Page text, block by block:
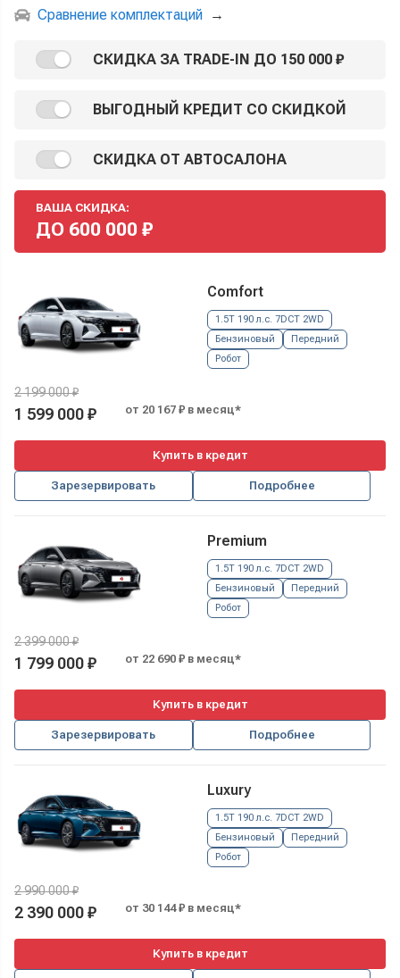
Сравнение комплектаций →
СКИДКА ЗА TRADE-IN ДО 150 000 ₽
ВЫГОДНЫЙ КРЕДИТ СО СКИДКОЙ
СКИДКА ОТ АВТОСАЛОНА
ВАША СКИДКА:
ДО 600 000 ₽
Comfort
1.5T 190 л.с. 7DCT 2WD
Бензиновый
Передний
Робот
2 199 000 ₽
1 599 000 ₽ от 20 167 ₽ в месяц*
Купить в кредит
Зарезервировать Подробнее
Premium
1.5T 190 л.с. 7DCT 2WD
Бензиновый
Передний
Робот
2 399 000 ₽
1 799 000 ₽ от 22 690 ₽ в месяц*
Купить в кредит
Зарезервировать Подробнее
Luxury
1.5T 190 л.с. 7DCT 2WD
Бензиновый
Передний
Робот
2 990 000 ₽
2 390 000 ₽ от 30 144 ₽ в месяц*
Купить в кредит